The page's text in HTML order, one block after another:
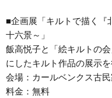
■企画展「キルトで描く『
十六景～」
飯高悦子と「絵キルトの
にしたキルト作品の展示を
会場：カールベンクス古
料金：無料